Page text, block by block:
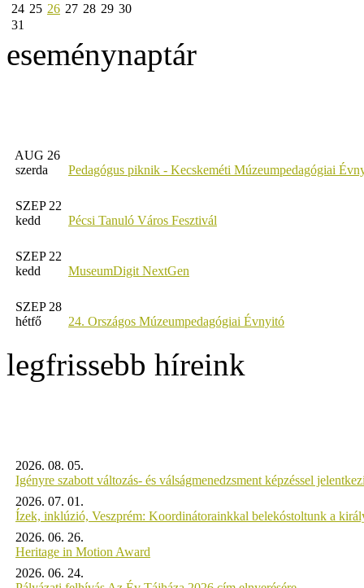
24 25 26 27 28 29 30
31
eseménynaptár
AUG 26
szerda
Pedagógus piknik - Kecskeméti Múzeumpedagógiai
SZEP 22
kedd
Pécsi Tanuló Város Fesztivál
SZEP 22
kedd
MuseumDigit NextGen
SZEP 28
hétfő
24. Országos Múzeumpedagógiai Évnyitó
legfrissebb híreink
2026. 08. 05.
Igényre szabott változás- és válságmenedzsment képzéssel
2026. 07. 01.
Ízek, inklúzió, Veszprém: Koordinátorainkkal belekóstoltunk a
2026. 06. 26.
Heritage in Motion Award
2026. 06. 24.